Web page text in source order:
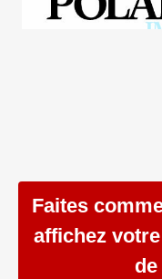
Faites
affichez